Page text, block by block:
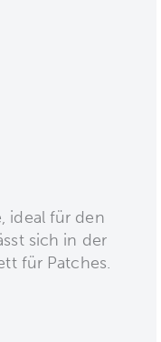
ideal für den
sich in der
für Patches.